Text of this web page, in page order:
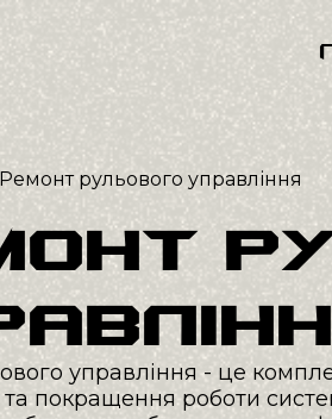
Raptor
плівки
ремонт
обробка
авто
пластику
авто
Ремонт рульового управління
управління - це
покращення роботи